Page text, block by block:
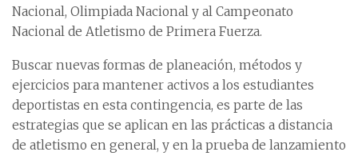
Nacional, Olimpiada Nacional y al Campeonato
Nacional de Atletismo de Primera Fuerza.
Buscar nuevas formas de planeación, métodos y
ejercicios para mantener activos a los estudiantes
deportistas en esta contingencia, es parte de las
estrategias que se aplican en las prácticas a distancia
de atletismo en general, y en la prueba de lanzamiento